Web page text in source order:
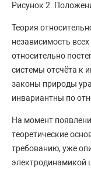
Рисунок 2.
Теория
независимость
относительно
системы отсчёта к
законы природы
инвариантны по
На момент
теоретические
требованию, уже
электродинамикой